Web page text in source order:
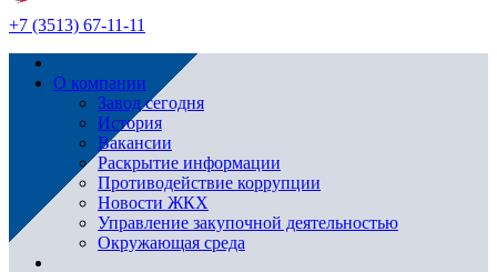
+7 (3513) 67-11-11
О компании
Завод сегодня
История
Вакансии
Раскрытие информации
Противодействие коррупции
Новости ЖКХ
Управление закупочной деятельностью
Окружающая среда